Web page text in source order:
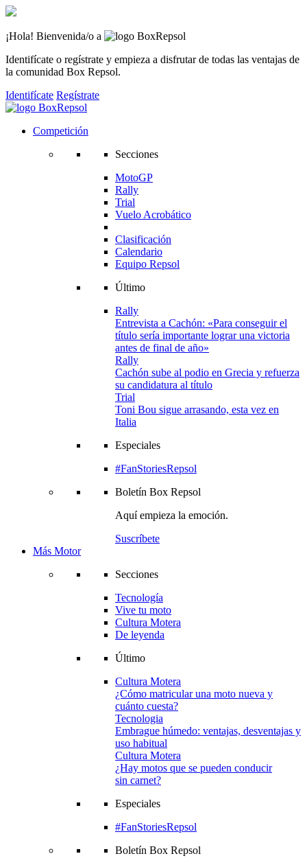
¡Hola! Bienvenida/o a
Identifícate o regístrate y empieza a disfrutar de todas las ventajas de
la comunidad Box Repsol.
Identifícate Regístrate
Competición
Secciones
MotoGP
Rally
Trial
Vuelo Acrobático
Clasificación
Calendario
Equipo Repsol
Último
Rally
Entrevista a Cachón: «Para conseguir el
título sería importante lograr una victoria
antes de final de año»
Rally
Cachón sube al podio en Grecia y refuerza
su candidatura al título
Trial
Toni Bou sigue arrasando, esta vez en
Italia
Especiales
#FanStoriesRepsol
Boletín Box Repsol
Aquí empieza la emoción.
Suscríbete
Más Motor
Secciones
Tecnología
Vive tu moto
Cultura Motera
De leyenda
Último
Cultura Motera
¿Cómo matricular una moto nueva y
cuánto cuesta?
Tecnologia
Embrague húmedo: ventajas, desventajas y
uso habitual
Cultura Motera
¿Hay motos que se pueden conducir
sin carnet?
Especiales
#FanStoriesRepsol
Boletín Box Repsol